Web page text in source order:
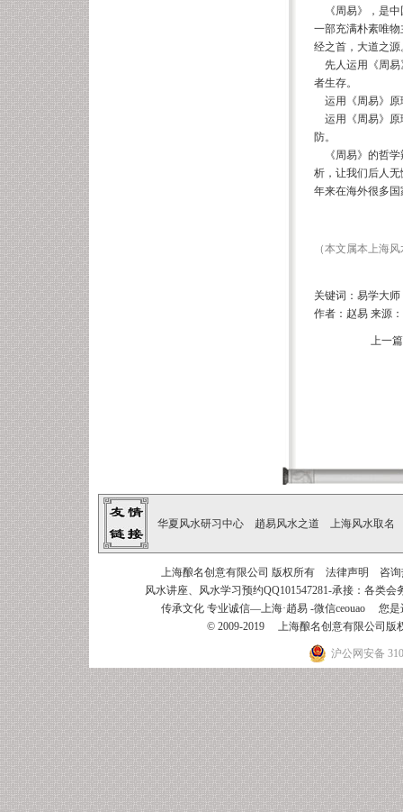
《周易》，是中
一部充满朴素唯
经之首，大道之源
先人运用《周易
者生存。
运用《周易》原
运用《周易》原
防。
《周易》的哲学
析，让我们后人
年来在海外很多国
（本文属本上海风
关键词：易学大
作者：赵易 来源
上一
华夏风水研习中心 趙易风水之道 上海风水取名
上海酿名创意有限公司 版权所有 法律声明
咨询
风水讲座、风水学习预约QQ101547281-承接： 各类会
传承文化 专业诚信—上海·趙易 -微信ceouao 您是
© 2009-2019 上海酿名创意有限公司
沪公网安备